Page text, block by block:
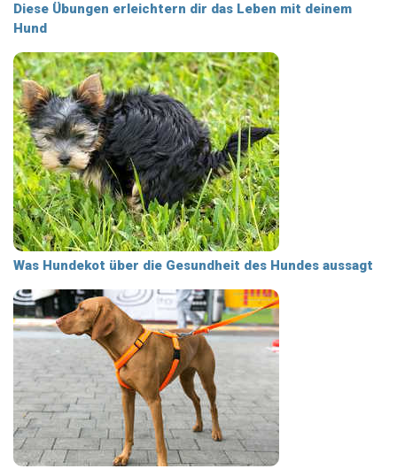
Diese Übungen erleichtern dir das Leben mit deinem
Hund
Was Hundekot über die Gesundheit des Hundes aussagt